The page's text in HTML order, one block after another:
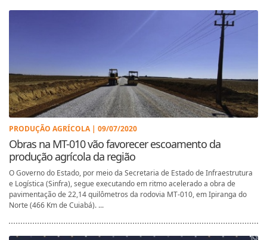
PRODUÇÃO AGRÍCOLA | 09/07/2020
Obras na MT-010 vão favorecer escoamento da
produção agrícola da região
O Governo do Estado, por meio da Secretaria de Estado de Infraestrutura
e Logística (Sinfra), segue executando em ritmo acelerado a obra de
pavimentação de 22,14 quilômetros da rodovia MT-010, em Ipiranga do
Norte (466 Km de Cuiabá). ...